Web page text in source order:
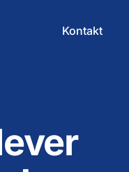
Kontakt